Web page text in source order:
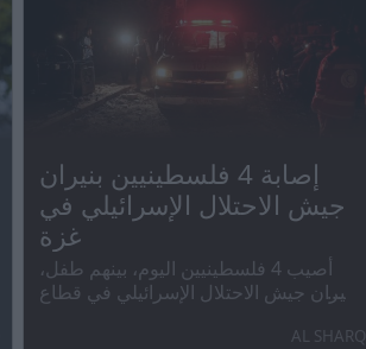
إصابة 4 فلسطينيين بنيران
جيش الاحتلال الإسرائيلي في
غزة
أصيب 4 فلسطينيين اليوم، بينهم طفل،
بنيران جيش الاحتلال الإسرائيلي في قطاع
AL SHARQ